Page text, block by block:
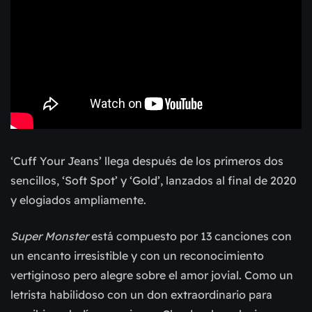
‘Cuff Your Jeans’ llega después de los primeros dos
sencillos, ‘Soft Spot’ y ‘Gold’, lanzados al final de 2020
y elogiados ampliamente.
Super Monsterestá compuesto por 13 canciones con
un encanto irresistible y con un reconocimiento
vertiginoso pero alegre sobre el amor jovial. Como un
letrista habilidoso con un don extraordinario para